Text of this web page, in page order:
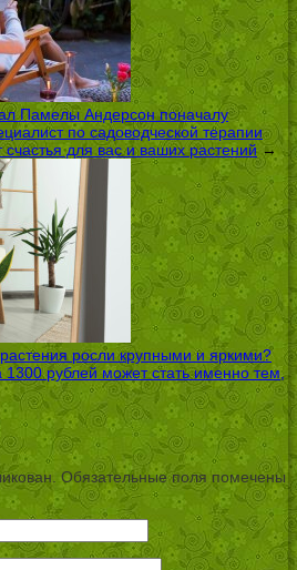
Памелы Андерсон поначалу
по садоводческой терапии
счастья для вас и ваших растений→
росли крупными и яркими?
1300 рублей может стать именно тем,
Обязательные поля помечены